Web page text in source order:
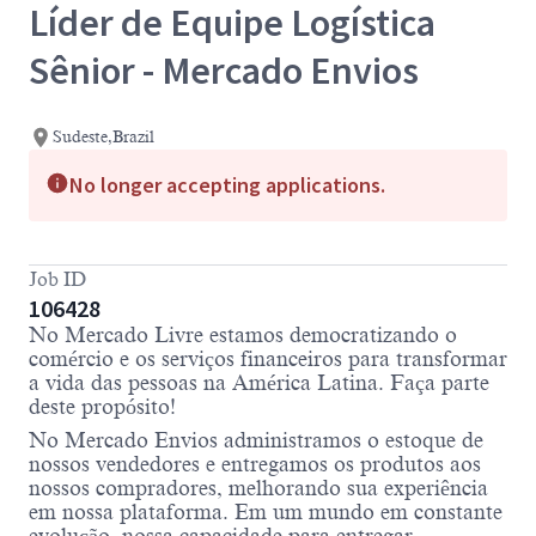
Líder de Equipe Logística
Sênior - Mercado Envios
Sudeste,Brazil
No longer accepting applications.
Job ID
106428
No Mercado Livre estamos democratizando o
comércio e os serviços financeiros para transformar
a vida das pessoas na América Latina. Faça parte
deste propósito!
No Mercado Envios administramos o estoque de
nossos vendedores e entregamos os produtos aos
nossos compradores, melhorando sua experiência
em nossa plataforma. Em um mundo em constante